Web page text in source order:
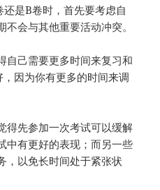
是B卷时，首先要考虑自
会与其他重要活动冲突。
自己需要更多时间来复习和
因为你有更多的时间来调
得先参加一次考试可以缓解
中有更好的表现；而另一些
，以免长时间处于紧张状